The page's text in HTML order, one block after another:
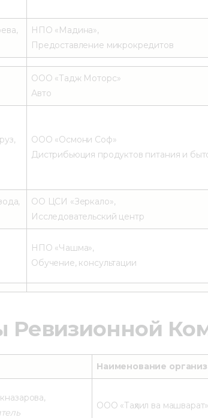
НПО «Мадина»,
Предоставление микрокредитов
ООО «Тадж Моторс»
Авто
ООО «Осмони Соф»
Дистрибьюция продуктов питания и
ОО ЦСИ «Зеркало»,
Исследовательский центр
НПО «Чашма»,
Обучение, консультации
Ревизионной
Наименование
OOO «Таҳлил ва машварат»